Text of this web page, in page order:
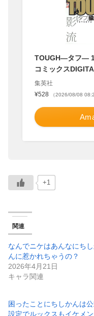
TOUGH―タフ―
コミックス
集英社
¥528
（2026/08/08
+1
関連
なんでニケはあんなにち
んに惹かれちゃうの？
2026年4月21日
キャラ関連
困ったことにちしかんは
設定でルックスもイケメ